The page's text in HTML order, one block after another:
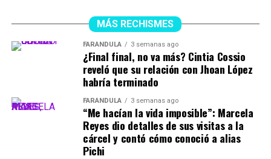
MÁS RECHISMES
FARÁNDULA 3 semanas ago
¿Final final, no va más? Cintia Cossio
reveló que su relación con Jhoan López
habría terminado
FARÁNDULA 3 semanas ago
“Me hacían la vida imposible”: Marcela
Reyes dio detalles de sus visitas a la
cárcel y contó cómo conoció a alias
Pichi